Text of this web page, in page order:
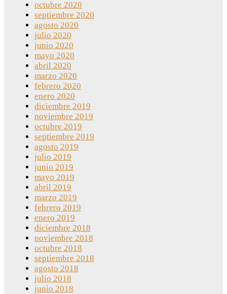
octubre 2020
septiembre 2020
agosto 2020
julio 2020
junio 2020
mayo 2020
abril 2020
marzo 2020
febrero 2020
enero 2020
diciembre 2019
noviembre 2019
octubre 2019
septiembre 2019
agosto 2019
julio 2019
junio 2019
mayo 2019
abril 2019
marzo 2019
febrero 2019
enero 2019
diciembre 2018
noviembre 2018
octubre 2018
septiembre 2018
agosto 2018
julio 2018
junio 2018